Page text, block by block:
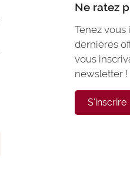
Ne ratez
Tenez
dernières
vous
newsletter !
S'inscrire